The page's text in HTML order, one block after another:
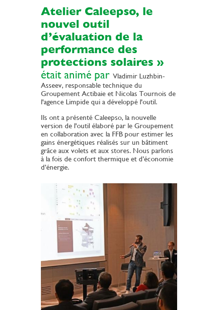
Atelier Caleepso, le
nouvel outil
d’évaluation de la
performance des
protections solaires »
était animé par Vladimir Luzhbin-
Asseev, responsable technique du
Groupement Actibaie et Nicolas Tournois de
l'agence Limpide qui a développé l'outil.
Ils ont a présenté Caleepso, la nouvelle
version de l'outil élaboré par le Groupement
en collaboration avec la FFB pour estimer les
gains énergétiques réalisés sur un bâtiment
grâce aux volets et aux stores. Nous parlons
à la fois de confort thermique et d’économie
d’énergie.